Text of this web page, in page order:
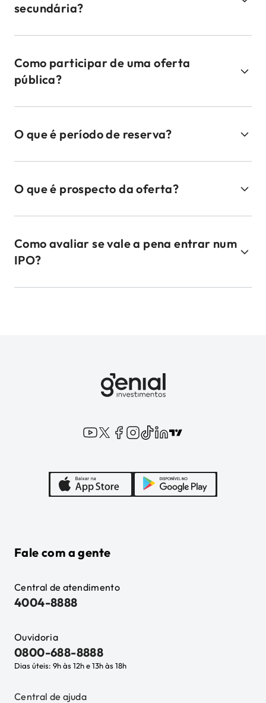
secundária?
Como participar de uma oferta
pública?
O que é período de reserva?
O que é prospecto da oferta?
Como avaliar se vale a pena entrar num
IPO?
Fale com a gente
Central de atendimento
4004-8888
Ouvidoria
0800-688-8888
Dias úteis: 9h às 12h e 13h às 18h
Central de ajuda